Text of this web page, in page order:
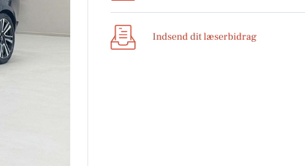
Indsend dit læserbidrag